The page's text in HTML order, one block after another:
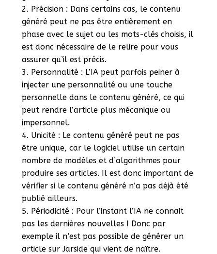
Précision : Dans certains cas, le contenu
généré peut ne pas être entièrement en
phase avec le sujet ou les mots-clés choisis, il
est donc nécessaire de le relire pour vous
assurer qu’il est précis.
Personnalité : L’IA peut parfois peiner à
injecter une personnalité ou une touche
personnelle dans le contenu généré, ce qui
peut rendre l’article plus mécanique ou
impersonnel.
Unicité : Le contenu généré peut ne pas
être unique, car le logiciel utilise un certain
nombre de modèles et d’algorithmes pour
produire ses articles. Il est donc important de
vérifier si le contenu généré n’a pas déjà été
publié ailleurs.
Périodicité : Pour l’instant l’IA ne connait
pas les dernières nouvelles ! Donc par
exemple il n’est pas possible de générer un
article sur Jarside qui vient de naître.